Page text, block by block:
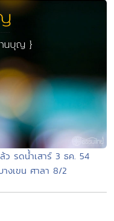
รดน้ำเสาร์ 3 ธค. 54
างเขน ศาลา 8/2